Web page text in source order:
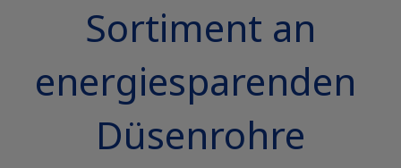
Sortiment an
energiesparenden
Düsenrohre